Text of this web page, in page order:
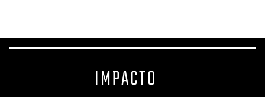
IMPACTO